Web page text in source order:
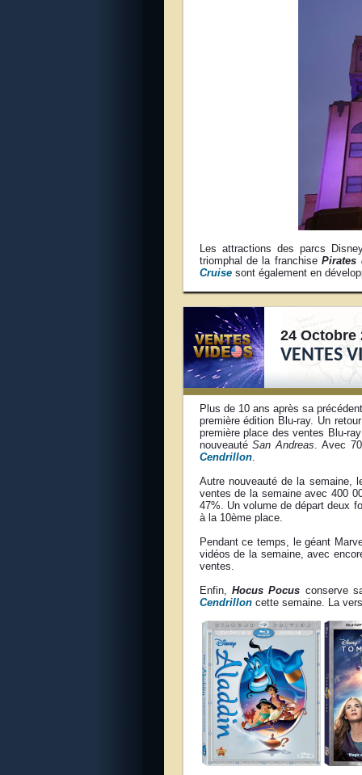
Les attractions des parcs
triomphal de la franchisePirates
Cruisesont également en
24 Octobre
VENTES
Plus de 10 ans après sa
première édition Blu-ray. Un
première place des ventes Blu-
nouveautéSan Andreas. Avec
Cendrillon.
Autre nouveauté de la semaine,
ventes de la semaine avec 400
47%. Un volume de départ deux
à la 10ème place.
Pendant ce temps, le géant
vidéos de la semaine, avec
ventes.
Enfin, Hocus Pocus conserve
Cendrilloncette semaine. La